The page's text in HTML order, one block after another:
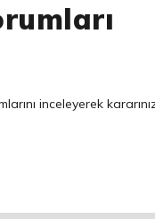
inceleyerek